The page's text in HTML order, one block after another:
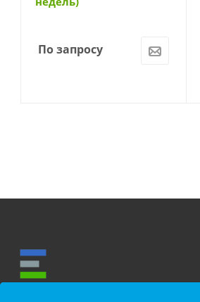
По запросу